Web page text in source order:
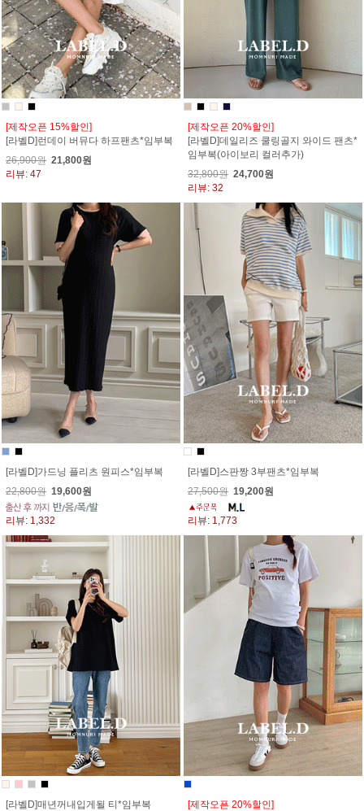
[제작오픈 15%할인]
[라벨D]런데이 버뮤다 하프팬츠*임부복
26,900원 21,800원
리뷰: 47
[제작오픈 20%할인]
[라벨D]데일리즈 쿨링골지 와이드 팬츠*
임부복(아이보리 컬러추가)
32,800원 24,700원
리뷰: 32
[라벨D]가드닝 플리츠 원피스*임부복
22,800원 19,600원
리뷰: 1,332
[라벨D]스판짱 3부팬츠*임부복
27,500원 19,200원
리뷰: 1,773
[라벨D]매년꺼내입게될 티*임부복
[제작오픈 20%할인]